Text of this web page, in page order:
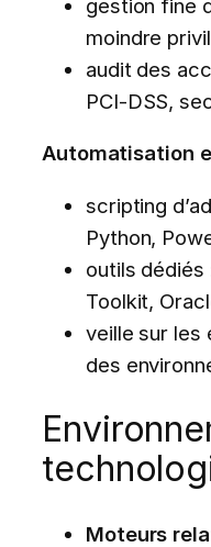
gestion fine
moindre
audit des
PCI-DSS,
Automatisation
scripting
Python,
outils dédiés
Toolkit,
veille sur les
des
Moteurs